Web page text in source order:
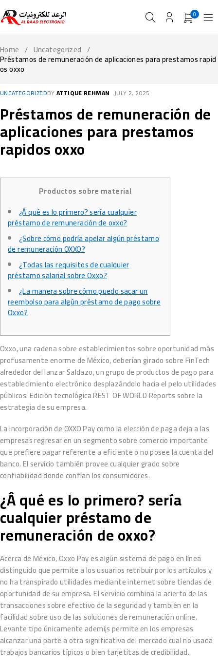
0
Home / Uncategorized /
Préstamos de remuneración de aplicaciones para prestamos rapid
os oxxo
UNCATEGORIZEDBYATTIQUE REHMAN JULY 2, 2025
Préstamos de remuneración de
aplicaciones para prestamos
rapidos oxxo
Productos sobre material
¿Â qué es lo primero? serí­a cualquier
préstamo de remuneración de oxxo?
¿Sobre cómo podría apelar algún préstamo
de remuneración OXXO?
¿Todas las requisitos de cualquier
préstamo salarial sobre Oxxo?
¿La manera sobre cómo puedo sacar un
reembolso para algún préstamo de pago sobre
Oxxo?
Oxxo, una cadena sobre establecimientos sobre oportunidad más
profusamente enorme de México, deberían girado sobre FinTech
alrededor del lanzar Saldazo, un grupo de productos de pago para
establecimiento electrónico desplazándolo hacia el pelo utilidades
públicos.Edición tecnológica REST OF WORLD Reports sobre la
estrategia de su empresa.
La incorporación de OXXO Pay como la elección de paga deja a las
empresas regresar en un segmento sobre comercio importante
que prefiere pagar referente a eficiente o no posee la cuenta del
banco. El servicio también provee cualquier grado sobre
confiabilidad donde confían los consumidores.
¿Â qué es lo primero? serí­a
cualquier préstamo de
remuneración de oxxo?
Acerca de México, Oxxo Pay es algún sistema de pago en línea
distinguido que permite a los usuarios retribuir por los artículos y
no ha transpirado utilidades mediante internet sobre tiendas de
oportunidad de su empresa. El servicio combina la acierto de las
transacciones sobre efectivo de la seguridad y también en la
facilidad sobre uso de las soluciones de remuneración online.
Levante tipo únicamente ademí¡s permite en los empresas
alcanzar una parte a otra significativa del mercado cual no usada
trabajos bancarios tí­picos o bien tarjetitas de credibilidad.